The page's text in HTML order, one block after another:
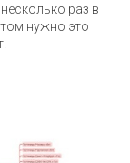
раз в
нужно это